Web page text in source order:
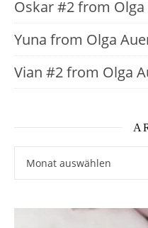
Oskar #2 from Olga
Yuna from Olga
Vian #2 from Olga